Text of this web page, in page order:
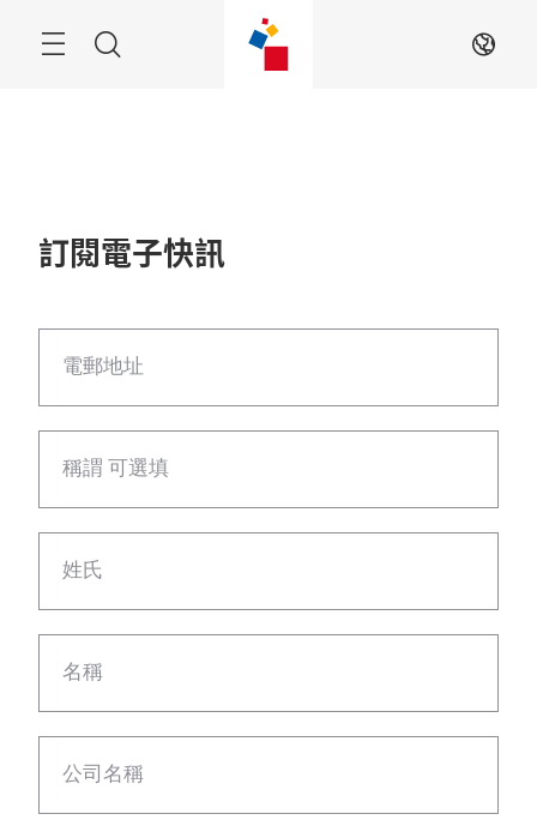
目
ZH
訂閱電子快訊
電郵地址
稱謂 可選填
姓氏
名稱
公司名稱